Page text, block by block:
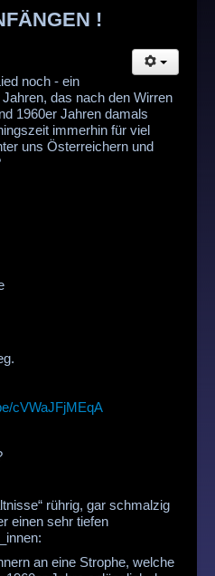
...
!
noch - ein
das nach den Wirren
1960er Jahren damals
immerhin für viel
uns Österreichern und
cVWaJFjMEqA
rührig, gar schmalzig
einen sehr tiefen
an eine Strophe, welche